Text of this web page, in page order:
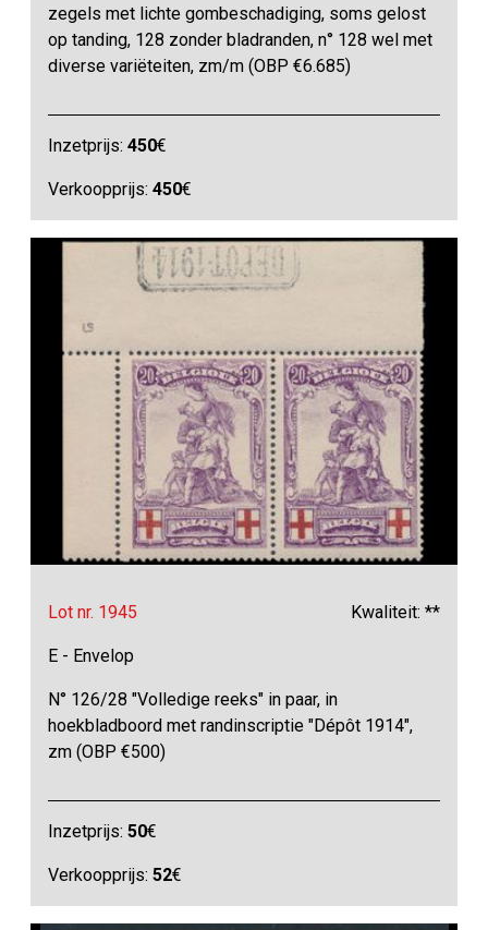
zegels met lichte gombeschadiging, soms gelost
op tanding, 128 zonder bladranden, n° 128 wel met
diverse variëteiten, zm/m (OBP €6.685)
Inzetprijs:450€
Verkoopprijs:450€
Lot nr. 1945 Kwaliteit: **
E - Envelop
N° 126/28 "Volledige reeks" in paar, in
hoekbladboord met randinscriptie "Dépôt 1914",
zm (OBP €500)
Inzetprijs:50€
Verkoopprijs:52€